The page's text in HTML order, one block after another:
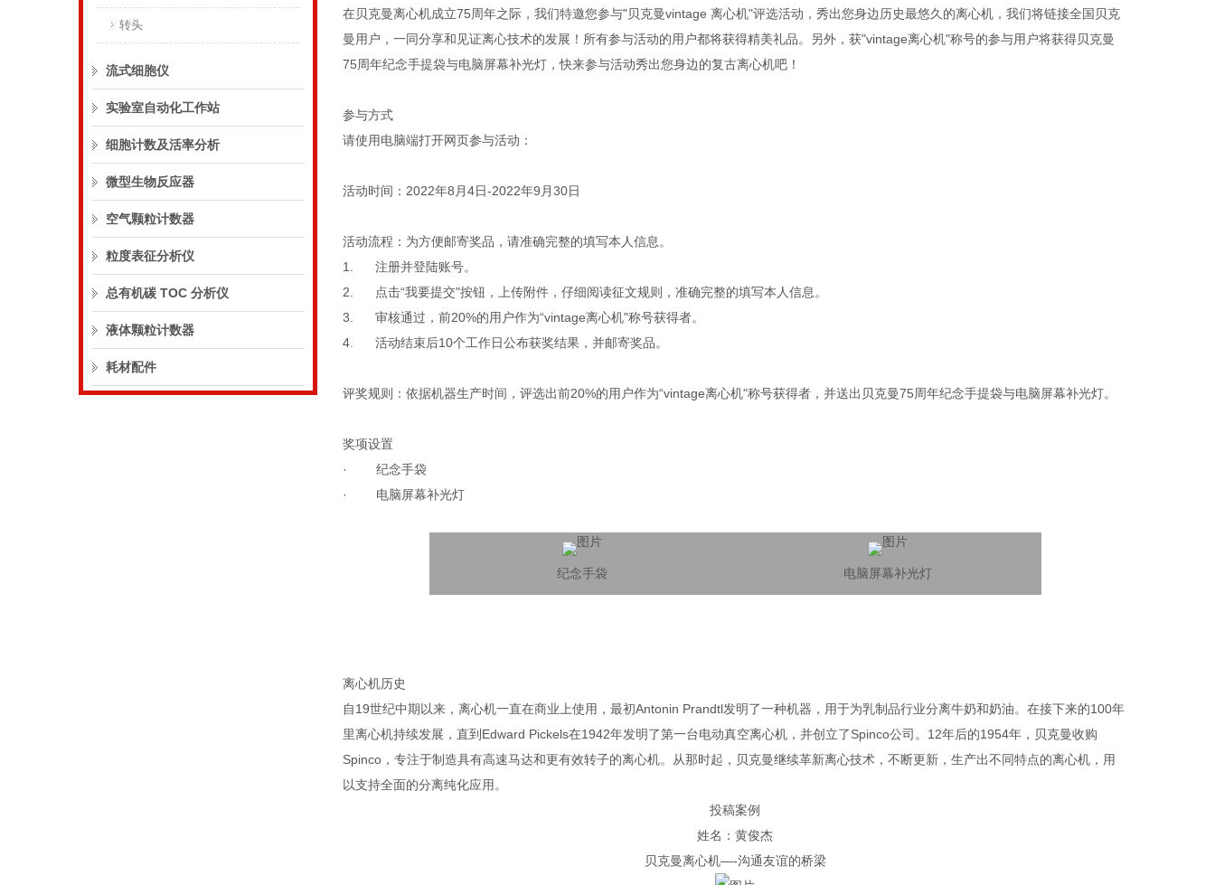
转头
流式细胞仪
实验室自动化工作站
细胞计数及活率分析
微型生物反应器
空气颗粒计数器
粒度表征分析仪
总有机碳 TOC 分析仪
液体颗粒计数器
耗材配件
在贝克曼离心机成立75 周年之际，我们特邀您参与"贝克曼vintage 离心机"评选活动，秀出您身边历史最悠久的离心机，我们将链接全国贝克
曼用户，一同分享和见证离心技术的发展！所有参与活动的用户都将获得精美礼品。另外，获"vintage离心机"称号的参与用户将获得贝克曼
75 周年纪念手提袋与电脑屏幕补光灯，快来参与活动秀出您身边的复古离心机吧！
参与方式
请使用电脑端打开网页参与活动：
活动时间： 2022年8 月4日-2022年9 月30日
活动流程： 为方便邮寄奖品，请准确完整的填写本人信息。
1.
注册并登陆账号。
2.
点击“我要提交"按钮，上传附件，仔细阅读征文规则，准确完整的填写本人信息。
3.
审核通过，前20%的用户作为“vintage离心机"称号获得者。
4.
活动结束后10个工作日公布获奖结果，并邮寄奖品。
评奖规则：依据机器生产时间，评选出前20%的用户作为“vintage离心机"称号获得者，并送出贝克曼75 周年纪念手提袋与电脑屏幕补光灯。
奖项设置
·
纪念手袋
·
电脑屏幕补光灯
纪念手袋 电脑屏幕补光灯
离心机历史
自19世纪中期以来，离心机一直在商业上使用，最初Antonin Prandtl发明了一种机器，用于为乳制品行业分离牛奶和奶油。在接下来的100年
里离心机持续发展，直到 Edward Pickels在1942年发明了第一台电动真空离心机，并创立了Spinco公司。 12年后的1954年，贝克曼收购
Spinco ，专注于制造具有高速马达和更有效转子的离心机。从那时起，贝克曼继续革新离心技术，不断更新，生产出不同特点的离心机，用
以支持全面的分离纯化应用。
投稿案例
姓名：黄俊杰
贝克曼离心机—-沟通友谊的桥梁